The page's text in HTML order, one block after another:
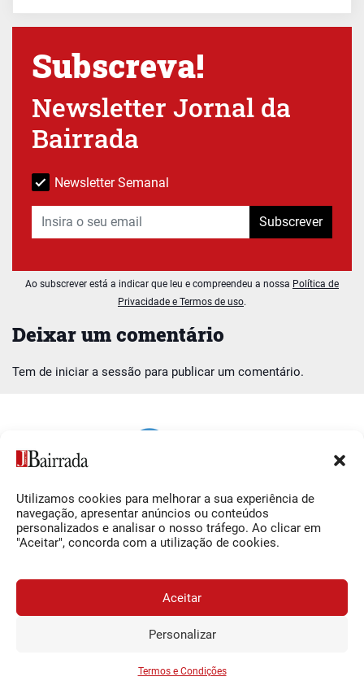
Utilizamos cookies para melhorar a sua experiência de
navegação, apresentar anúncios ou conteúdos
personalizados e analisar o nosso tráfego. Ao clicar em
"Aceitar", concorda com a utilização de cookies.
Aceitar
Personalizar
Termos e Condições
Deixar um comentário
Tem de iniciar a sessão para publicar um comentário.
Subscreva!
Newsletter Jornal da
Bairrada
Newsletter Semanal
Subscrever
Ao subscrever está a indicar que leu e compreendeu a nossa Política de
Privacidade e Termos de uso.
0,34€/semana
Siga-nos
Facebook
O Jornal da Bairrada
Contactos
Termos e Condições
© 2026 Jornal da Bairrada